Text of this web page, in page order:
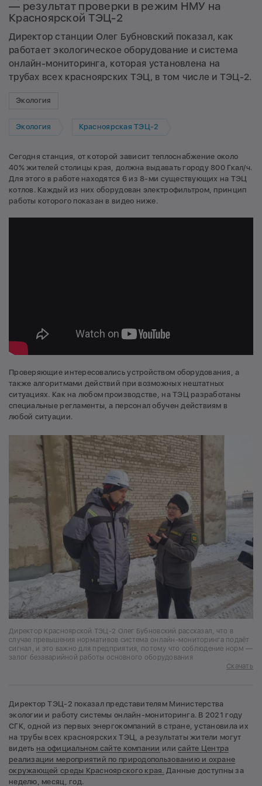
— результат проверки в режим НМУ на
Красноярской ТЭЦ-2
Директор станции Олег Бубновский показал, как
работает экологическое оборудование и система
онлайн-мониторинга, которая установлена на
трубах всех красноярских ТЭЦ, в том числе и ТЭЦ-2.
Экология
Экология Красноярская ТЭЦ-2
Сегодня станция, от которой зависит теплоснабжение около
40% жителей столицы края, должна выдавать городу 800 Гкал/ч.
Для этого в работе находятся 6 из 8-ми существующих на ТЭЦ
котлов. Каждый из них оборудован электрофильтром, принцип
работы которого показан в видео ниже.
Проверяющие интересовались устройством оборудования, а
также алгоритмами действий при возможных нештатных
ситуациях. Как на любом производстве, на ТЭЦ разработаны
специальные регламенты, а персонал обучен действиям в
любой ситуации.
Директор Красноярской ТЭЦ-2 Олег Бубновский рассказал, что в
случае превышения нормативов система онлайн-мониторинга подаёт
сигнал, и это важно для предприятия, потому что соблюдение норм —
залог безаварийной работы основного оборудования
Скачать
Директор ТЭЦ-2 показал представителям Министерства
экологии и работу системы онлайн-мониторинга. В 2021 году
СГК, одной из первых энергокомпаний в стране, установила их
на трубы всех красноярских ТЭЦ, а результаты жители могут
видеть на официальном сайте компании илисайте Центра
реализации мероприятий по природопользованию и охране
окружающей среды Красноярского края. Данные доступны за
неделю, месяц, год.